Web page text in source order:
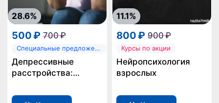
28.6%
500 ₽ 700 ₽
Специальные предложения
Депрессивные
расстройства:
диагностика и
11.1%
800 ₽ 900 ₽
Курсы по акции
Нейропсихология
взрослых